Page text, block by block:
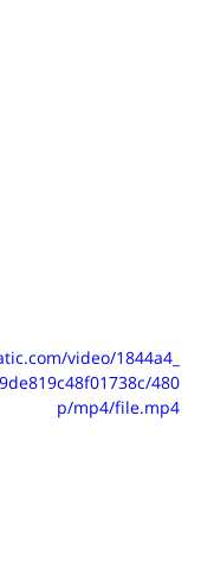
video/1844a4_
480
p/mp4/file.mp4